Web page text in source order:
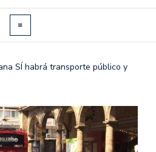
SÍ habrá transporte público y